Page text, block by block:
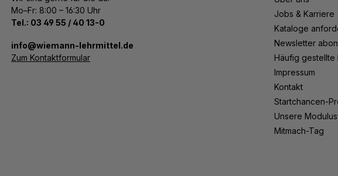
Mo–Fr: 8:00 – 16:30 Uhr
Tel.: 03 49 55 / 40 13-0
­info@wiemann-lehrmittel.de
Zum Kontaktformular
Jobs & Karriere
Kataloge
Newsletter
Häufig gestellte
Impressum
Kontakt
Startchancen-
Unsere
Mitmach-Tag